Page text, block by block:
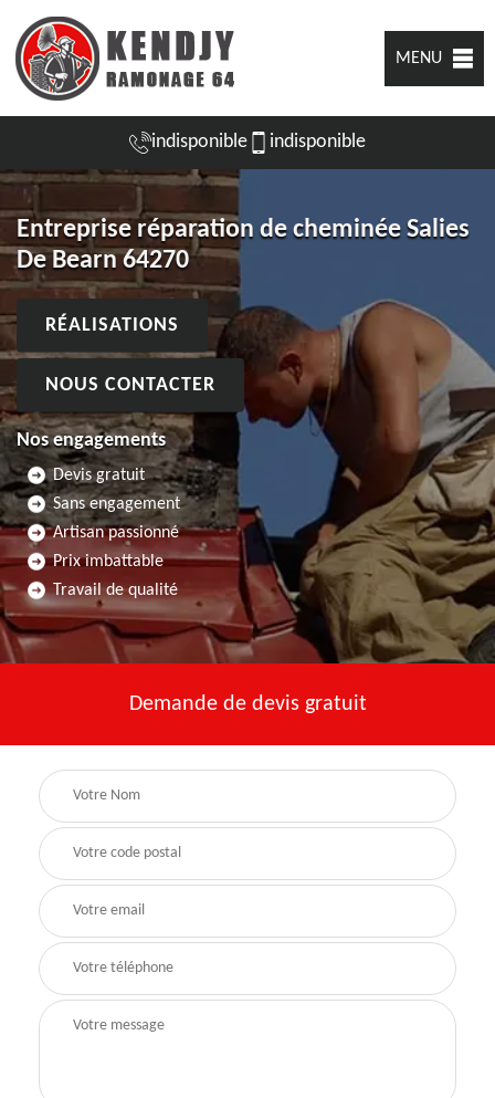
MENU
indisponible indisponible
Entreprise réparation de cheminée Salies
De Bearn 64270
RÉALISATIONS
NOUS CONTACTER
Nos engagements
Devis gratuit
Sans engagement
Artisan passionné
Prix imbattable
Travail de qualité
Demande de devis gratuit